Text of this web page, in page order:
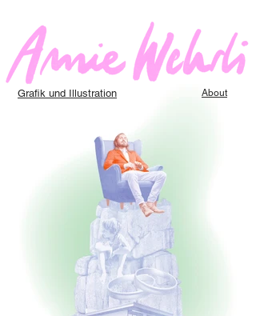
Grafik und Illustration About